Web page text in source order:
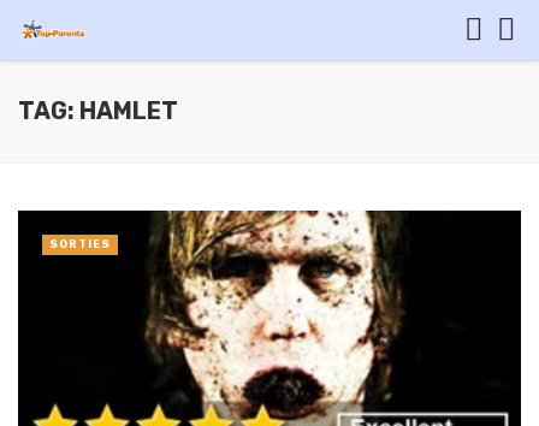
TAG: HAMLET
SORTIES